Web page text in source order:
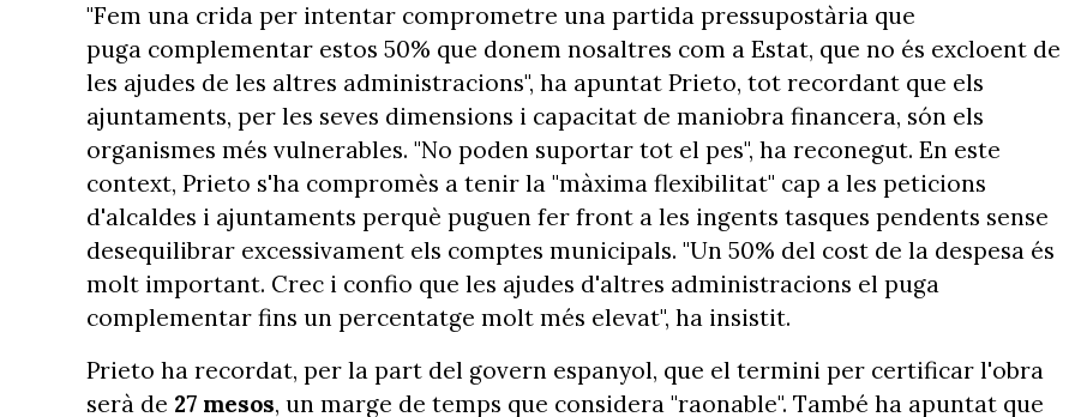
"Fem una crida per intentar comprometre una partida pressupostària que
puga complementar estos 50% que donem nosaltres com a Estat, que no és excloent de
les ajudes de les altres administracions", ha apuntat Prieto, tot recordant que els
ajuntaments, per les seves dimensions i capacitat de maniobra financera, són els
organismes més vulnerables. "No poden suportar tot el pes", ha reconegut. En este
context, Prieto s'ha compromès a tenir la "màxima flexibilitat" cap a les peticions
d'alcaldes i ajuntaments perquè puguen fer front a les ingents tasques pendents sense
desequilibrar excessivament els comptes municipals. "Un 50% del cost de la despesa és
molt important. Crec i confio que les ajudes d'altres administracions el puga
complementar fins un percentatge molt més elevat", ha insistit.
Prieto ha recordat, per la part del govern espanyol, que el termini per certificar l'obra
serà de 27 mesos, un marge de temps que considera "raonable". També ha apuntat que